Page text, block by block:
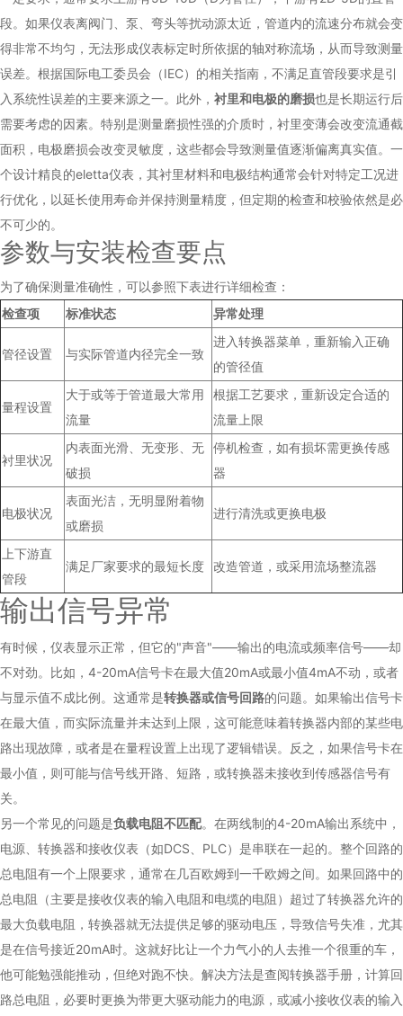
段。如果仪表离阀门、泵、弯头等扰动源太近，管道内的流速分布就会变
得非常不均匀，无法形成仪表标定时所依据的轴对称流场，从而导致测量
误差。根据国际电工委员会（IEC）的相关指南，不满足直管段要求是引
入系统性误差的主要来源之一。此外， 衬里和电极的磨损也是长期运行后
需要考虑的因素。特别是测量磨损性强的介质时，衬里变薄会改变流通截
面积，电极磨损会改变灵敏度，这些都会导致测量值逐渐偏离真实值。一
个设计精良的eletta仪表，其衬里材料和电极结构通常会针对特定工况进
行优化，以延长使用寿命并保持测量精度，但定期的检查和校验依然是必
不可少的。
参数与安装检查要点
为了确保测量准确性，可以参照下表进行详细检查：
检查项
标准状态 异常处理
管径设置 与实际管道内径完全一致
进入转换器菜单，重新输入正确
的管径值
量程设置
大于或等于管道最大常用
流量
根据工艺要求，重新设定合适的
流量上限
衬里状况
内表面光滑、无变形、无
破损
停机检查，如有损坏需更换传感
器
电极状况
表面光洁，无明显附着物
或磨损
进行清洗或更换电极
上下游直
管段
满足厂家要求的最短长度 改造管道，或采用流场整流器
输出信号异常
有时候，仪表显示正常，但它的"声音"——输出的电流或频率信号——却
不对劲。比如，4-20mA信号卡在最大值20mA或最小值4mA不动，或者
与显示值不成比例。这通常是转换器或信号回路的问题。如果输出信号卡
在最大值，而实际流量并未达到上限，这可能意味着转换器内部的某些电
路出现故障，或者是在量程设置上出现了逻辑错误。反之，如果信号卡在
最小值，则可能与信号线开路、短路，或转换器未接收到传感器信号有
关。
另一个常见的问题是负载电阻不匹配。在两线制的4-20mA输出系统中，
电源、转换器和接收仪表（如DCS、PLC）是串联在一起的。整个回路的
总电阻有一个上限要求，通常在几百欧姆到一千欧姆之间。如果回路中的
总电阻（主要是接收仪表的输入电阻和电缆的电阻）超过了转换器允许的
最大负载电阻，转换器就无法提供足够的驱动电压，导致信号失准，尤其
是在信号接近20mA时。这就好比让一个力气小的人去推一个很重的车，
他可能勉强能推动，但绝对跑不快。解决方法是查阅转换器手册，计算回
路总电阻，必要时更换为带更大驱动能力的电源，或减小接收仪表的输入